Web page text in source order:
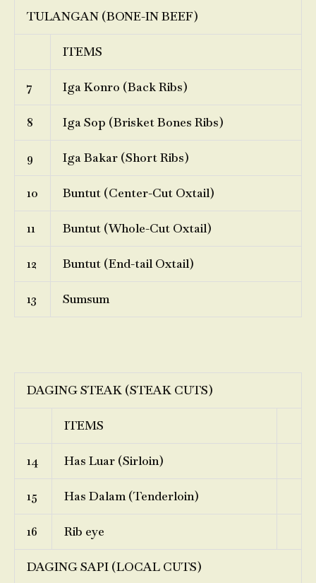
TULANGAN (BONE-IN BEEF)
ITEMS
7 Iga Konro (Back Ribs)
8 Iga Sop (Brisket Bones Ribs)
9 Iga Bakar (Short Ribs)
10 Buntut (Center-Cut Oxtail)
11 Buntut (Whole-Cut Oxtail)
12 Buntut (End-tail Oxtail)
13 Sumsum
DAGING STEAK (STEAK CUTS)
ITEMS
14 Has Luar (Sirloin)
15 Has Dalam (Tenderloin)
16 Rib eye
DAGING SAPI (LOCAL CUTS)